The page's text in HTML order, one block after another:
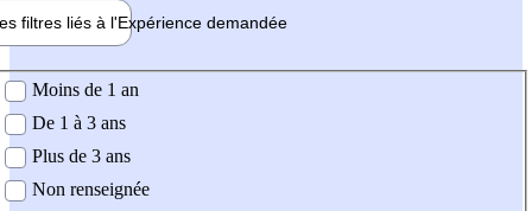
filtres liés à l'Expérience demandée
demandée
Moins de 1 an
De 1 à 3 ans
Plus de 3 ans
Non renseignée